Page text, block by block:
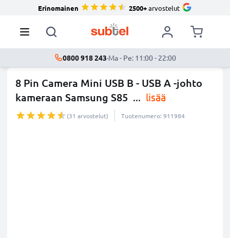
Erinomainen 2500+arvostelut
0800 918 243·Ma - Pe: 11:00 - 22:00
8 Pin Camera Mini USB B - USB A -johto
kameraan Samsung S85 ... lisää
(31 arvostelut) Tuotenumero: 911984